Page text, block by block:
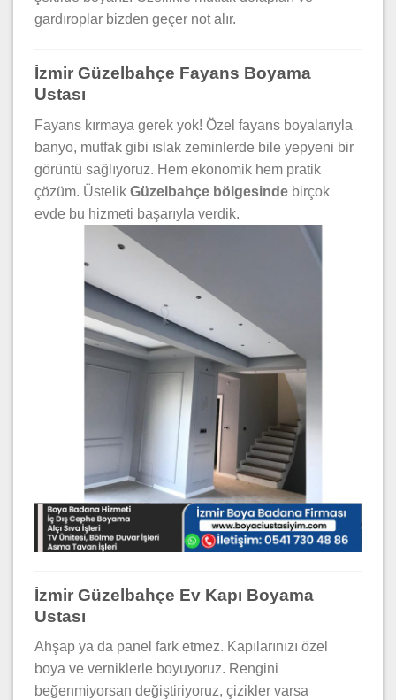
gardıroplar bizden geçer not alır.
İzmir Güzelbahçe Fayans Boyama
Ustası
Fayans kırmaya gerek yok! Özel fayans boyalarıyla
banyo, mutfak gibi ıslak zeminlerde bile yepyeni bir
görüntü sağlıyoruz. Hem ekonomik hem pratik
çözüm. Üstelik Güzelbahçe bölgesinde birçok
evde bu hizmeti başarıyla verdik.
İzmir Güzelbahçe Ev Kapı Boyama
Ustası
Ahşap ya da panel fark etmez. Kapılarınızı özel
boya ve verniklerle boyuyoruz. Rengini
beğenmiyorsan değiştiriyoruz, çizikler varsa